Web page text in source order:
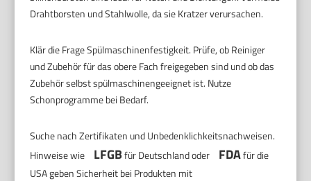
Drahtborsten und Stahlwolle, da sie Kratzer verursachen.
Klär die Frage Spülmaschinenfestigkeit. Prüfe, ob Reiniger
und Zubehör für das obere Fach freigegeben sind und ob das
Zubehör selbst spülmaschinengeeignet ist. Nutze
Schonprogramme bei Bedarf.
Suche nach Zertifikaten und Unbedenklichkeitsnachweisen.
Hinweise wie
LFGBfür Deutschland oder FDAfür die
USA geben Sicherheit bei Produkten mit